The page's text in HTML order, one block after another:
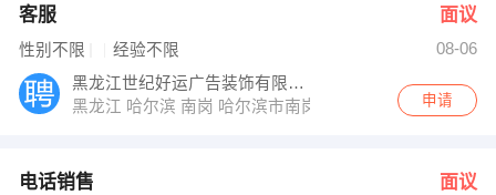
客服 面议
性别不限 经验不限
08-06
黑龙江世纪好运广告装饰有限公司
黑龙江 哈尔滨 南岗 哈尔滨市南岗区富水路99-3号申请
电话销售 面议